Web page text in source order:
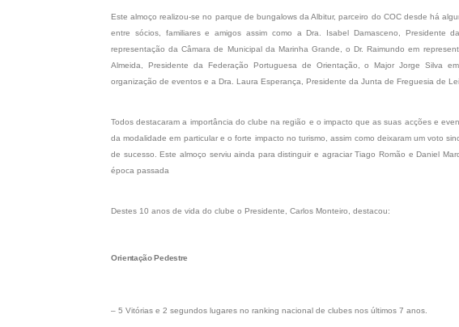
Este almoço realizou-se no parque de bungalows da Albitur, parceiro do COC desde há
entre sócios, familiares e amigos assim como a Dra. Isabel Damasceno, Presidente
representação da Câmara de Municipal da Marinha Grande, o Dr. Raimundo em
Almeida, Presidente da Federação Portuguesa de Orientação, o Major Jorge Silva
organização de eventos e a Dra. Laura Esperança, Presidente da Junta de Freguesia de
Todos destacaram a importância do clube na região e o impacto que as suas acções e
da modalidade em particular e o forte impacto no turismo, assim como deixaram um voto
de sucesso. Este almoço serviu ainda para distinguir e agraciar Tiago Romão e Daniel
época passada
Destes 10 anos de vida do clube o Presidente, Carlos Monteiro, destacou:
Orientação Pedestre
– 5 Vitórias e 2 segundos lugares no ranking nacional de clubes nos últimos 7 anos.